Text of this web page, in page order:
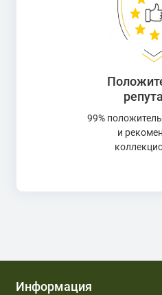
99%
и
Информация